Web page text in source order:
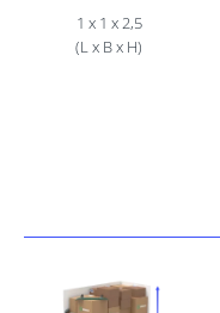
1 x 1 x 2,5
(L x B x H)